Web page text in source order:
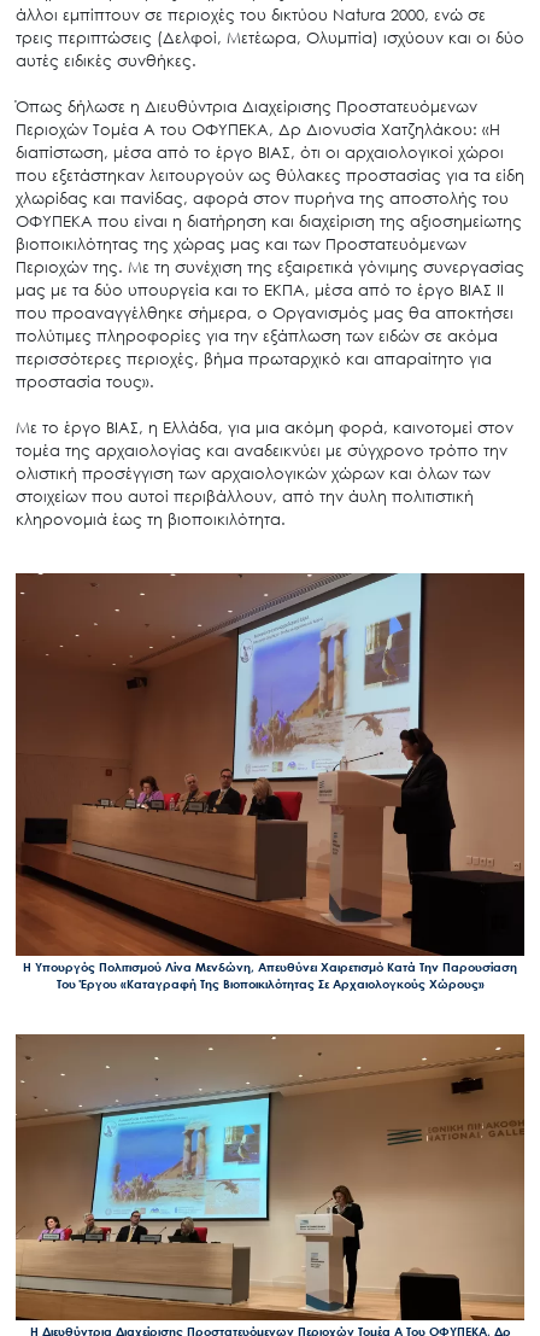
Ο.ΦΥ.ΠΕ.Κ.Α.
Νέα – Δημοσιότητα
Άξονες δράσης
Μ.Δ.Π.Π.
Εισιτήρια
άλλοι εμπίπτουν σε περιοχές του δικτύου Natura 2000, ενώ σε
τρεις περιπτώσεις (Δελφοί, Μετέωρα, Ολυμπία) ισχύουν και οι δύο
αυτές ειδικές συνθήκες.
Όπως δήλωσε η Διευθύντρια Διαχείρισης Προστατευόμενων
Περιοχών Τομέα Α του ΟΦΥΠΕΚΑ, Δρ Διονυσία Χατζηλάκου: «Η
διαπίστωση, μέσα από το έργο ΒΙΑΣ, ότι οι αρχαιολογικοί χώροι
που εξετάστηκαν λειτουργούν ως θύλακες προστασίας για τα είδη
χλωρίδας και πανίδας, αφορά στον πυρήνα της αποστολής του
ΟΦΥΠΕΚΑ που είναι η διατήρηση και διαχείριση της αξιοσημείωτης
βιοποικιλότητας της χώρας μας και των Προστατευόμενων
Περιοχών της. Με τη συνέχιση της εξαιρετικά γόνιμης συνεργασίας
μας με τα δύο υπουργεία και το ΕΚΠΑ, μέσα από το έργο ΒΙΑΣ ΙΙ
που προαναγγέλθηκε σήμερα, ο Οργανισμός μας θα αποκτήσει
πολύτιμες πληροφορίες για την εξάπλωση των ειδών σε ακόμα
περισσότερες περιοχές, βήμα πρωταρχικό και απαραίτητο για
προστασία τους».
Με το έργο ΒΙΑΣ, η Ελλάδα, για μια ακόμη φορά, καινοτομεί στον
τομέα της αρχαιολογίας και αναδεικνύει με σύγχρονο τρόπο την
ολιστική προσέγγιση των αρχαιολογικών χώρων και όλων των
στοιχείων που αυτοί περιβάλλουν, από την άυλη πολιτιστική
κληρονομιά έως τη βιοποικιλότητα.
Η Υπουργός Πολιτισμού Λίνα Μενδώνη, Απευθύνει Χαιρετισμό Κατά Την Παρουσίαση
Του Έργου «Καταγραφή Της Βιοποικιλότητας Σε Αρχαιολογκούς Χώρους»
Η Διευθύντρια Διαχείρισης Προστατευόμενων Περιοχών Τομέα Α Του ΟΦΥΠΕΚΑ, Δρ